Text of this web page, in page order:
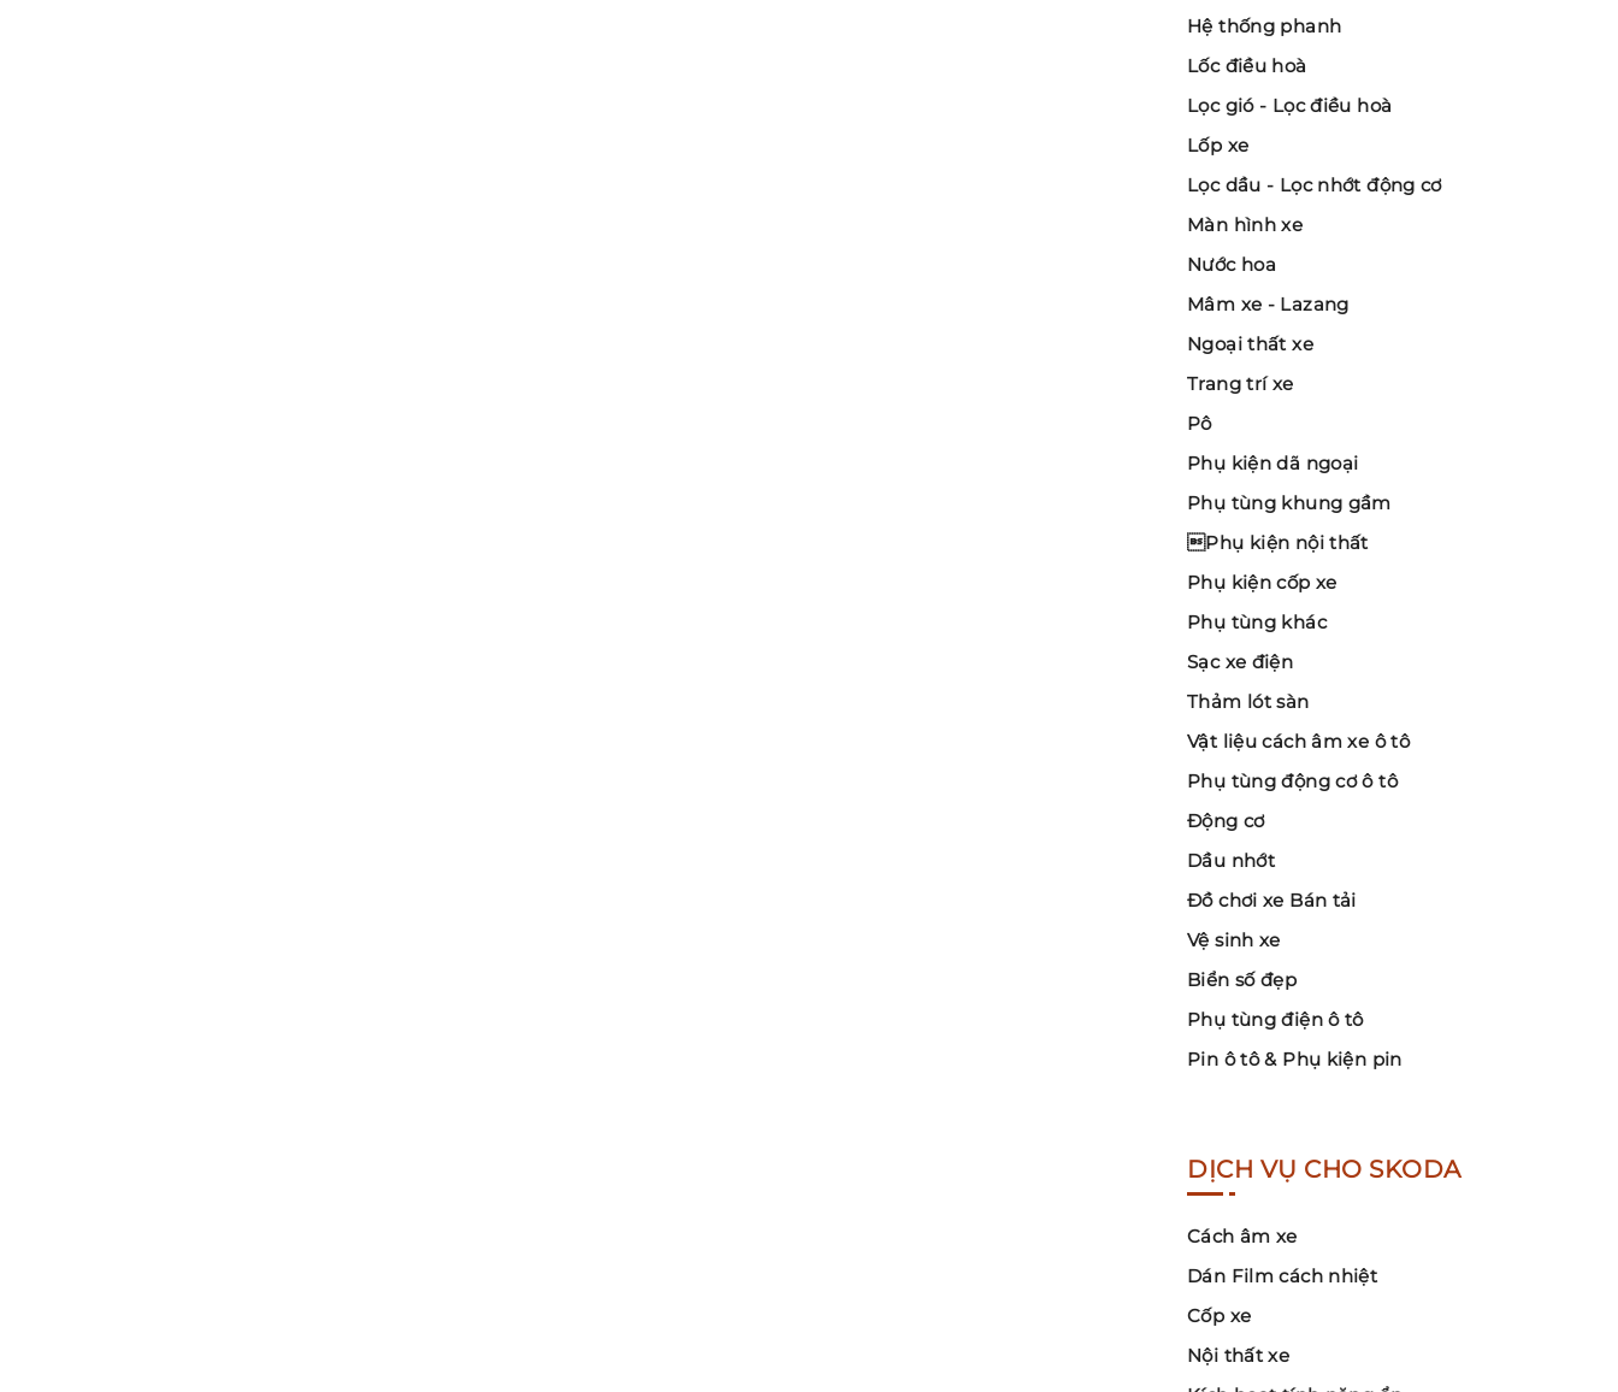
Hệ thống phanh
Lốc điều hoà
Lọc gió - Lọc điều hoà
Lốp xe
Lọc dầu - Lọc nhớt động cơ
Màn hình xe
Nước hoa
Mâm xe - Lazang
Ngoại thất xe
Trang trí xe
Pô
Phụ kiện dã ngoại
Phụ tùng khung gầm
Phụ kiện nội thất
Phụ kiện cốp xe
Phụ tùng khác
Sạc xe điện
Thảm lót sàn
Vật liệu cách âm xe ô tô
Phụ tùng động cơ ô tô
Động cơ
Dầu nhớt
Đồ chơi xe Bán tải
Vệ sinh xe
Biển số đẹp
Phụ tùng điện ô tô
Pin ô tô & Phụ kiện pin
DỊCH VỤ CHO SKODA
Cách âm xe
Dán Film cách nhiệt
Cốp xe
Nội thất xe